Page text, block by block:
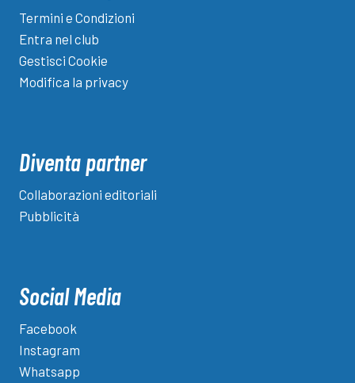
Termini e Condizioni
Entra nel club
Gestisci Cookie
Modifica la privacy
Diventa partner
Collaborazioni editoriali
Pubblicità
Social Media
Facebook
Instagram
Whatsapp